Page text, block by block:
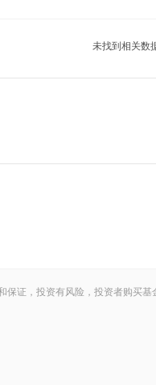
未找到相关数
证，投资有风险，投资者购买基